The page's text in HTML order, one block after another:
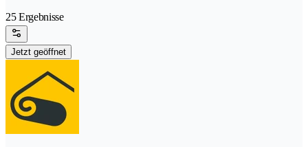
25 Ergebnisse
Jetzt geöffnet